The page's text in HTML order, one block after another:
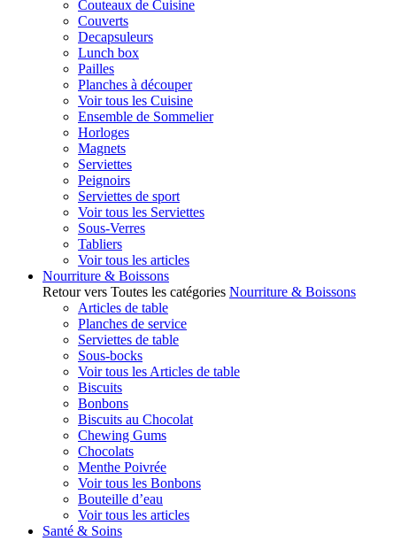
Couteaux de Cuisine
Couverts
Decapsuleurs
Lunch box
Pailles
Planches à découper
Voir tous les Cuisine
Ensemble de Sommelier
Horloges
Magnets
Serviettes
Peignoirs
Serviettes de sport
Voir tous les Serviettes
Sous-Verres
Tabliers
Voir tous les articles
Nourriture & Boissons
Retour vers Toutes les catégories Nourriture & Boissons
Articles de table
Planches de service
Serviettes de table
Sous-bocks
Voir tous les Articles de table
Biscuits
Bonbons
Biscuits au Chocolat
Chewing Gums
Chocolats
Menthe Poivrée
Voir tous les Bonbons
Bouteille d’eau
Voir tous les articles
Santé & Soins